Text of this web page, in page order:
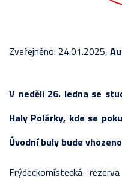
Zveřejněno: 24.01.2025,
V neděli 26. ledna se
Haly Polárky, kde se
Úvodní buly bude
Frýdeckomístecká